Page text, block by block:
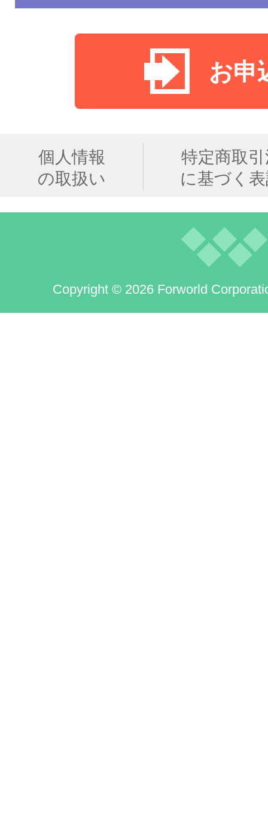
お申
個人情報
の取扱い
特定商取
に基づく
Copyright © 2026 Forworld